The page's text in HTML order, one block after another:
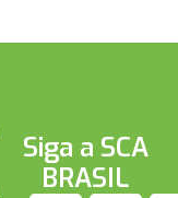
Siga a SCA
BRASIL